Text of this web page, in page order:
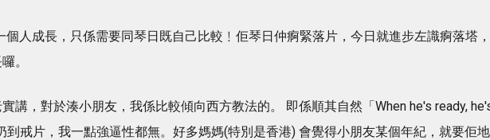
個人成長，只係需要同琴日既自己比較﹗佢琴日仲痾緊落片，今日就進步左識痾落塔，
。
講，對於湊小朋友，我係比較傾向西方教法的。 即係順其自然「When he's ready,
到戒片，我一點強逼性都無。好多媽媽(特別是香港) 會覺得小朋友某個年紀，就要佢地